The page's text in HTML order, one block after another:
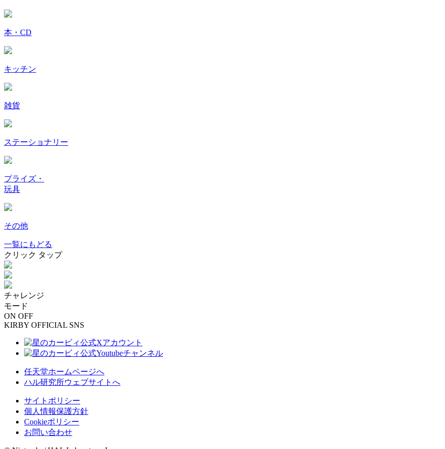
本・CD
キッチン
雑貨
ステーショナリー
プライズ・
玩具
その他
一覧にもどる
クリック タップ
チャレンジ
モード
ON OFF
KIRBY OFFICIAL SNS
任天堂ホームページへ
ハル研究所ウェブサイトへ
サイトポリシー
個人情報保護方針
Cookieポリシー
お問い合わせ